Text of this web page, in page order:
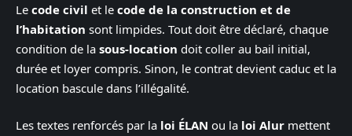
Le code civil et le code de la construction et de
l’habitation sont limpides. Tout doit être déclaré, chaque
condition de la sous-location doit coller au bail initial,
durée et loyer compris. Sinon, le contrat devient caduc et la
location bascule dans l’illégalité.
Les textes renforcés par la loi ÉLAN ou la loi Alur mettent